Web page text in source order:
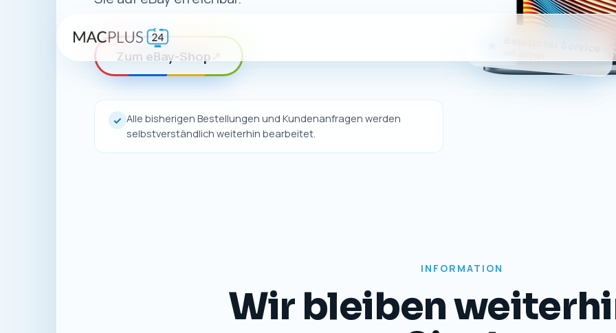
Zum eBay-Shop
✓ Alle bisherigen Bestellungen und Kundenanfragen werden
selbstverständlich weiterhin bearbeitet.
seit Jahren
INFORMATION
Wir bleiben